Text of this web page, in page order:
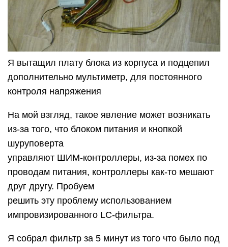
Я вытащил плату блока из корпуса и подцепил
дополнительно мультиметр, для постоянного
контроля напряжения
На мой взгляд, такое явление может возникать
из-за того, что блоком питания и кнопкой
шуруповерта
управляют ШИМ-контроллеры, из-за помех по
проводам питания, контроллеры как-то мешают
друг другу. Пробуем
решить эту проблему использованием
импровизированного LC-фильтра.
Я собрал фильтр за 5 минут из того что было под